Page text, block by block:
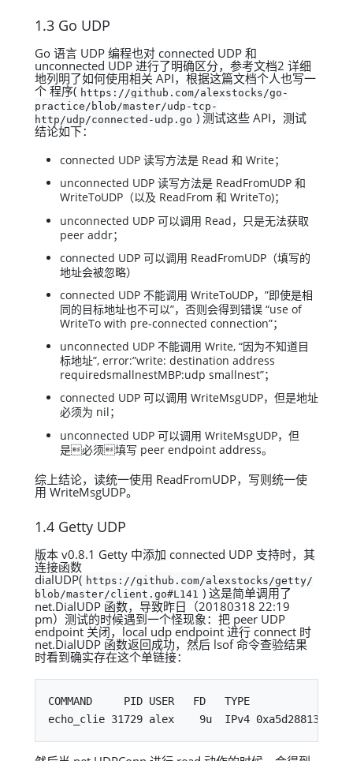
1.3 Go UDP
Go 语言 UDP 编程也对 connected UDP 和
unconnected UDP 进行了明确区分，参考文档2 详细
地列明了如何使用相关 API，根据这篇文档个人也写一
个 程序( https://github.com/alexstocks/go-
practice/blob/master/udp-tcp-
http/udp/connected-udp.go ) 测试这些 API，测试
结论如下：
connected UDP 读写方法是 Read 和 Write；
unconnected UDP 读写方法是 ReadFromUDP 和
WriteToUDP（以及 ReadFrom 和 WriteTo)；
unconnected UDP 可以调用 Read，只是无法获取
peer addr；
connected UDP 可以调用 ReadFromUDP（填写的
地址会被忽略）
connected UDP 不能调用 WriteToUDP，”即使是相
同的目标地址也不可以”，否则会得到错误 “use of
WriteTo with pre-connected connection”；
unconnected UDP 不能调用 Write, “因为不知道目
标地址”, error:”write: destination address
requiredsmallnestMBP:udp smallnest”；
connected UDP 可以调用 WriteMsgUDP，但是地址
必须为 nil；
unconnected UDP 可以调用 WriteMsgUDP，但
是必须填写 peer endpoint address。
综上结论，读统一使用 ReadFromUDP，写则统一使
用 WriteMsgUDP。
1.4 Getty UDP
版本 v0.8.1 Getty 中添加 connected UDP 支持时，其
连接函数
dialUDP( https://github.com/alexstocks/getty/
blob/master/client.go#L141 ) 这是简单调用了
net.DialUDP 函数，导致昨日（20180318 22:19
pm）测试的时候遇到一个怪现象：把 peer UDP
endpoint 关闭，local udp endpoint 进行 connect 时
net.DialUDP 函数返回成功，然后 lsof 命令查验结果
时看到确实存在这个单链接：
COMMAND     PID USER   FD   TYPE